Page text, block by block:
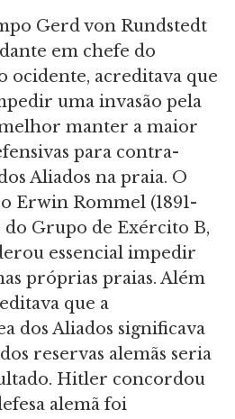
Gerd von Rundstedt
em chefe do
ocidente, acreditava que
uma invasão pela
melhor manter a maior
para contra-
Aliados na praia. O
Erwin Rommel (1891-
do Grupo de Exército B,
essencial impedir
próprias praias. Além
que a
dos Aliados significava
reservas alemãs seria
Hitler concordou
alemã foi